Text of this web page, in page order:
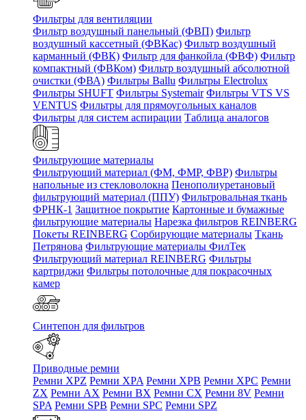
Фильтры для вентиляции
Фильтр воздушный панельный (ФВП) Фильтр
воздушный кассетный (ФВКас) Фильтр воздушный
карманный (ФВК) Фильтр для фанкойла (ФВФ) Фильтр
компактный (ФВКом) Фильтр воздушный абсолютной
очистки (ФВА) Фильтры Ballu Фильтры Electrolux
Фильтры SHUFT Фильтры Systemair Фильтры VTS VS
VENTUS Фильтры для прямоугольных каналов
Фильтры для систем аспирации Таблица аналогов
Фильтрующие материалы
Фильтрующий материал (ФМ, ФМР, ФВР) Фильтры
напольные из стекловолокна Пенополиуретановый
фильтрующий материал (ППУ) Фильтровальная ткань
ФРНК-1 Защитное покрытие Картонные и бумажные
фильтрующие материалы Нарезка фильтров REINBERG
Покеты REINBERG Сорбирующие материалы Ткань
Петрянова Фильтрующие материалы ФилТек
Фильтрующий материал REINBERG Фильтры
картриджи Фильтры потолочные для покрасочных
камер
Синтепон для фильтров
Приводные ремни
Ремни XPZ Ремни XPA Ремни XPB Ремни XPC Ремни
ZX Ремни AX Ремни BX Ремни CX Ремни 8V Ремни
SPA Ремни SPB Ремни SPC Ремни SPZ